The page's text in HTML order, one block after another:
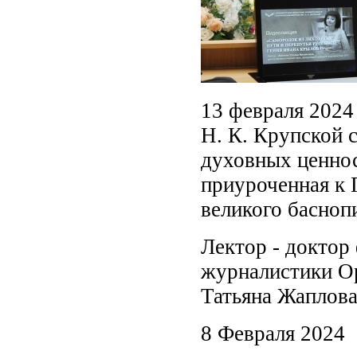
13 февраля
Н. К. Крупской
духовных
приуроченная к
великого
Лектор -
журналистики
Татьяна
8 Февраля 2024